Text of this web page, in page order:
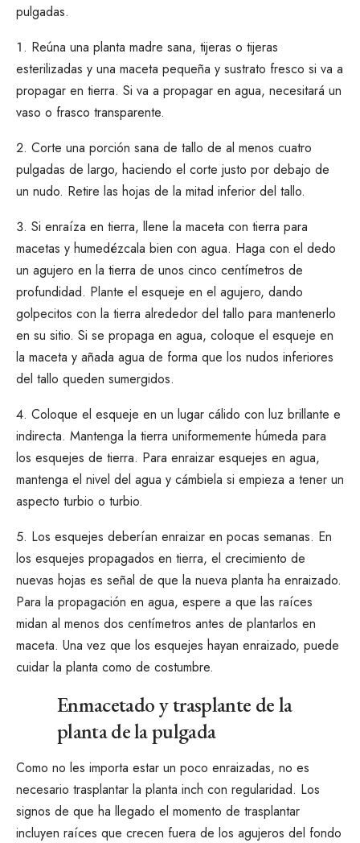
pulgadas.
Reúna una planta madre sana, tijeras o tijeras
esterilizadas y una maceta pequeña y sustrato fresco si va a
propagar en tierra. Si va a propagar en agua, necesitará un
vaso o frasco transparente.
Corte una porción sana de tallo de al menos cuatro
pulgadas de largo, haciendo el corte justo por debajo de
un nudo. Retire las hojas de la mitad inferior del tallo.
Si enraíza en tierra, llene la maceta con tierra para
macetas y humedézcala bien con agua. Haga con el dedo
un agujero en la tierra de unos cinco centímetros de
profundidad. Plante el esqueje en el agujero, dando
golpecitos con la tierra alrededor del tallo para mantenerlo
en su sitio. Si se propaga en agua, coloque el esqueje en
la maceta y añada agua de forma que los nudos inferiores
del tallo queden sumergidos.
Coloque el esqueje en un lugar cálido con luz brillante e
indirecta. Mantenga la tierra uniformemente húmeda para
los esquejes de tierra. Para enraizar esquejes en agua,
mantenga el nivel del agua y cámbiela si empieza a tener un
aspecto turbio o turbio.
Los esquejes deberían enraizar en pocas semanas. En
los esquejes propagados en tierra, el crecimiento de
nuevas hojas es señal de que la nueva planta ha enraizado.
Para la propagación en agua, espere a que las raíces
midan al menos dos centímetros antes de plantarlos en
maceta. Una vez que los esquejes hayan enraizado, puede
cuidar la planta como de costumbre.
Enmacetado y trasplante de la
planta de la pulgada
Como no les importa estar un poco enraizadas, no es
necesario trasplantar la planta inch con regularidad. Los
signos de que ha llegado el momento de trasplantar
incluyen raíces que crecen fuera de los agujeros del fondo